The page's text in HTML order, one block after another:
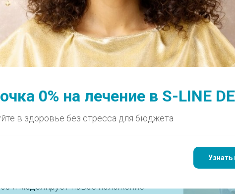
ТЕРАПИЯ ОРТОДОНТИЯ ХИРУРГИЯ
ИМПЛАНТАЦИЯ
ДЕТИ
ПАРОДОНТОЛОГИЯ
Казани
сплинта
челюсти. КТ, аксиография и
стоматолог-ортопед (по
и моделирует новое положение
0% на лечение в S-LINE
в здоровье без стресса для бюджета
Узнать